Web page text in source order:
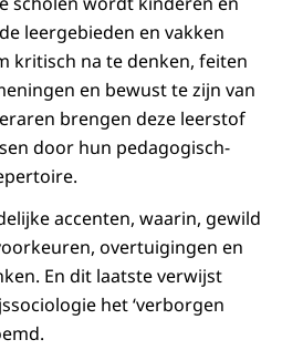
leergebieden en vakken
kritisch na te denken, feiten
en bewust te zijn van
brengen deze leerstof
door hun pedagogisch-
accenten, waarin, gewild
overtuigingen en
En dit laatste verwijst
het ‘verborgen